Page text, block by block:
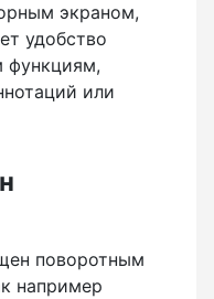
экраном,
удобство
функциям,
или
поворотным
например